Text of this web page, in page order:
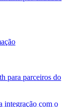
para parceiros do
integração com o